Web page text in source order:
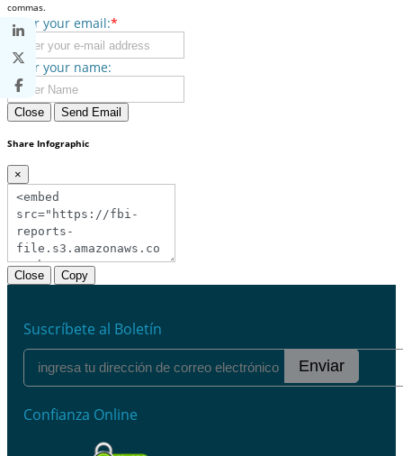
commas.
Enter your email:*
Enter your name:
Close Send Email
Share Infographic
×
Close Copy
Suscríbete al Boletín
Enviar
Confianza Online